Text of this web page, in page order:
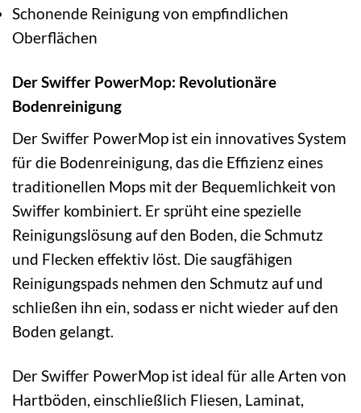
Schonende Reinigung von empfindlichen
Oberflächen
Der Swiffer PowerMop: Revolutionäre
Bodenreinigung
Der Swiffer PowerMop ist ein innovatives System
für die Bodenreinigung, das die Effizienz eines
traditionellen Mops mit der Bequemlichkeit von
Swiffer kombiniert. Er sprüht eine spezielle
Reinigungslösung auf den Boden, die Schmutz
und Flecken effektiv löst. Die saugfähigen
Reinigungspads nehmen den Schmutz auf und
schließen ihn ein, sodass er nicht wieder auf den
Boden gelangt.
Der Swiffer PowerMop ist ideal für alle Arten von
Hartböden, einschließlich Fliesen, Laminat,